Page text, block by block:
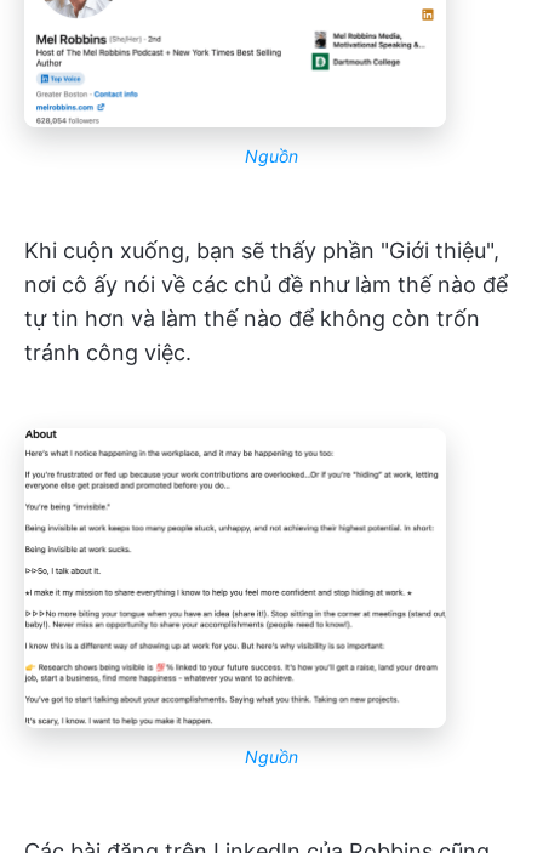
Nguồn
Khi cuộn xuống, bạn sẽ thấy phần "Giới thiệu",
nơi cô ấy nói về các chủ đề như làm thế nào để
tự tin hơn và làm thế nào để không còn trốn
tránh công việc.
Nguồn